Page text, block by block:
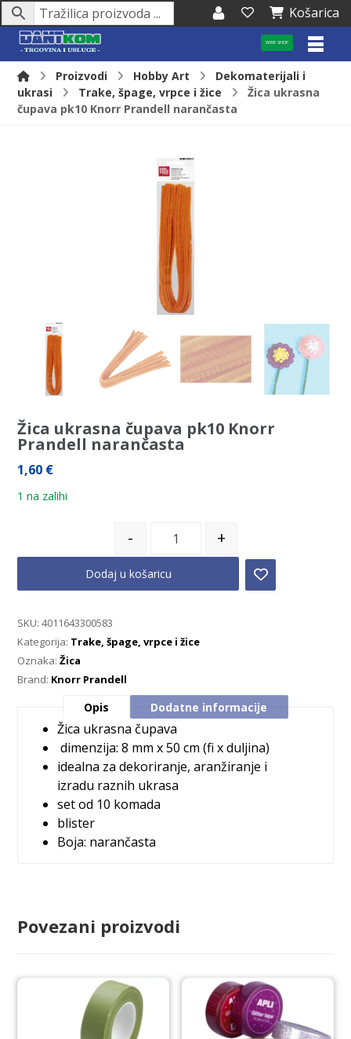
Košarica
WEB SHOP
Proizvodi Hobby Art
Dekomaterijali i
ukrasi
Trake, špage, vrpce i žice
Žica ukrasna
čupava pk10 Knorr Prandell narančasta
Žica ukrasna čupava pk10 Knorr
Prandell narančasta
1,60 €
1 na zalihi
- +
Dodaj u košaricu
SKU:4011643300583
Kategorija: Trake, špage, vrpce i žice
Oznaka:Žica
Brand: Knorr Prandell
Opis Dodatne informacije
Žica ukrasna čupava
dimenzija: 8 mm x 50 cm (fi x duljina)
idealna za dekoriranje, aranžiranje i
izradu raznih ukrasa
set od 10 komada
blister
Boja: narančasta
Povezani proizvodi